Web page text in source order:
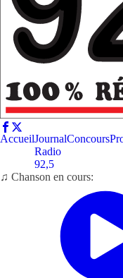
AccueilJournal
Radio
92,5
Concours
♫ Chanson en cours: